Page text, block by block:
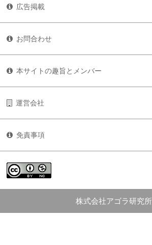
広告掲載
お問合わせ
本サイトの趣旨とメンバー
運営会社
免責事項
株式会社アゴラ研究所